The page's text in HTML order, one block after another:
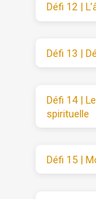
Défi 12 |
Défi 13 |
Défi 14 |
spirituelle
Défi 15 |